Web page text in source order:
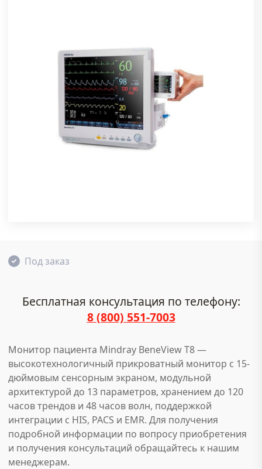
Под заказ
Бесплатная консультация по телефону:
8 (800) 551-7003
Монитор пациента Mindray BeneView T8 —
высокотехнологичный прикроватный монитор с 15-
дюймовым сенсорным экраном, модульной
архитектурой до 13 параметров, хранением до 120
часов трендов и 48 часов волн, поддержкой
интеграции с HIS, PACS и EMR. Для получения
подробной информации по вопросу приобретения
и получения консультаций обращайтесь к нашим
менеджерам.